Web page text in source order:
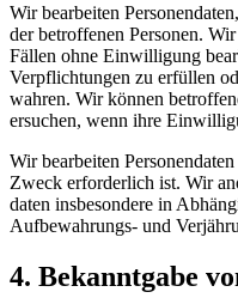
Wir bearbeiten
der betroffenen Personen.
Fällen ohne Einwilligung
Verpflichtungen zu erfüllen
wahren. Wir können
ersuchen, wenn ihre
Wir bearbeiten
Zweck erforderlich ist. Wir
daten insbesondere in
Aufbewahrungs- und
4. Bekanntgabe